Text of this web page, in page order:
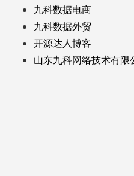
九科数据电商
九科数据外贸
开源达人博客
山东九科网络技术有限